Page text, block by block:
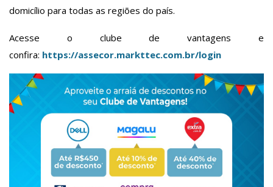
domicílio para todas as regiões do país.
Acesse o clube de vantagens e
confira: https://assecor.markttec.com.br/login